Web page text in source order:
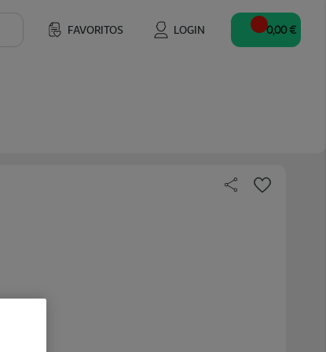
FAVORITOS LOGIN 0,00 €